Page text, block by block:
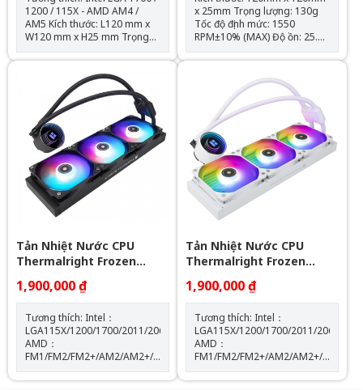
1200 / 115X - AMD AM4 /
AM5 Kích thước: L120 mm x
W120 mm x H25 mm Trọng
lượng: 120g Tốc độ định mức:
1550 RPM ± 10% (MAX) Mức
ồn: 25,6 dBA Lưu lượng
không khí: 66,17 CFM (MAX)
Áp suất không khí: 1,53mm
H2O (MAX) Ampe: 0.20 A Đầu
nối: 4 Pin (Đầu nối quạt PWM)
Đầu nối ARGB sync main
board: 3 PIN 5V ( sản phẩm
không kèm theo hub điều
khiển led) Loại vòng bi: Vòng
bi S-FDB
x 25mm Trọng lượng: 130g
Tốc độ định mức: 1550
RPM±10% (MAX) Độ ồn: 25.6
dBA Lưu lượng không khí:
66,17 CFM (MAX) Áp suất
không khí: 1.53mm H2O
4 chân (đầu nối quạt PWM)
Loại vòng bi: Vòng bi S-FDB
Tản Nhiệt Nước CPU
Thermalright Frozen
Notte 360 BLACK ARGB
1,900,000 ₫
Tương thích: Intel：
LGA115X/1200/1700/2011/2066
AMD：
FM1/FM2/FM2+/AM2/AM2+/AM3/AM3+/AM4/AM5
Kích thước máy bơm: W72
mm x D72 mm x H54 mm Tốc
Tản Nhiệt Nước CPU
Thermalright Frozen
Notte 360 WHITE ARGB
1,900,000 ₫
Tương thích: Intel：
LGA115X/1200/1700/2011/2066
AMD：
FM1/FM2/FM2+/AM2/AM2+/AM3/
Kích thước máy bơm: W72
mm x D72 mm x H54 mm Tốc